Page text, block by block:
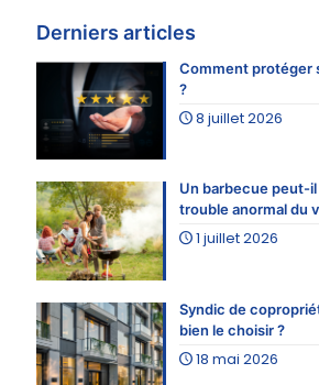
Derniers articles
Comment protéger
?
8 juillet 2026
Un barbecue peut-
trouble anormal du
1 juillet 2026
Syndic de
bien le choisir ?
18 mai 2026